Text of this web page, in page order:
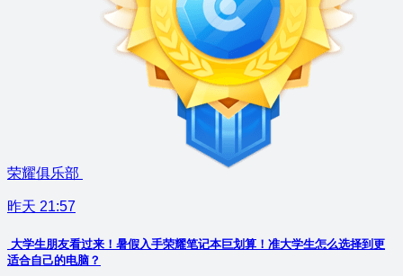
荣耀俱乐部
昨天 21:57
大学生朋友看过来！暑假入手荣耀笔记本巨划算！准大学生怎么选择到更
适合自己的电脑？